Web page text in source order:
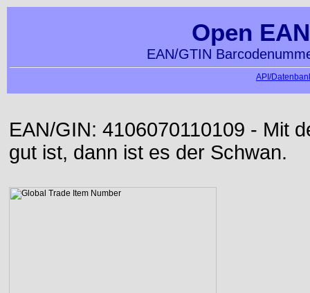
Open
EAN/GTIN
API/
EAN/GIN: 4106070110109 - Mit
gut ist, dann ist es der Schwan.